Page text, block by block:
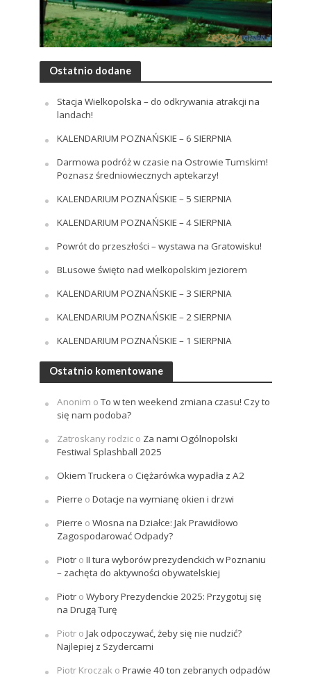
Ostatnio dodane
Stacja Wielkopolska – do odkrywania atrakcji na
landach!
KALENDARIUM POZNAŃSKIE – 6 SIERPNIA
Darmowa podróż w czasie na Ostrowie Tumskim!
Poznasz średniowiecznych aptekarzy!
KALENDARIUM POZNAŃSKIE – 5 SIERPNIA
KALENDARIUM POZNAŃSKIE – 4 SIERPNIA
Powrót do przeszłości – wystawa na Gratowisku!
BLusowe święto nad wielkopolskim jeziorem
KALENDARIUM POZNAŃSKIE – 3 SIERPNIA
KALENDARIUM POZNAŃSKIE – 2 SIERPNIA
KALENDARIUM POZNAŃSKIE – 1 SIERPNIA
Ostatnio komentowane
Anonim oTo w ten weekend zmiana czasu! Czy to
się nam podoba?
Zatroskany rodzico Za nami Ogólnopolski
Festiwal Splashball 2025
Okiem Truckera o Ciężarówka wypadła z A2
Pierre o Dotacje na wymianę okien i drzwi
Pierre o Wiosna na Działce: Jak Prawidłowo
Zagospodarować Odpady?
Piotro II tura wyborów prezydenckich w Poznaniu
– zachęta do aktywności obywatelskiej
Piotro Wybory Prezydenckie 2025: Przygotuj się
na Drugą Turę
Piotro Jak odpoczywać, żeby się nie nudzić?
Najlepiej z Szydercami
Piotr Kroczako Prawie 40 ton zebranych odpadów